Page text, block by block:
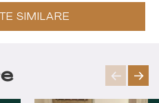
SIMILARE